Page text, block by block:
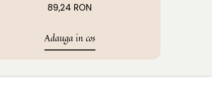
89,24 RON
Adauga in cos